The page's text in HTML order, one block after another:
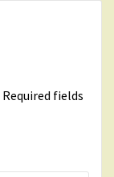
Required fields